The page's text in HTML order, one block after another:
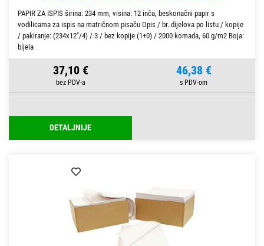
PAPIR ZA ISPIS širina: 234 mm, visina: 12 inča, beskonačni papir s
vodilicama za ispis na matričnom pisaču Opis / br. dijelova po listu / kopije
/ pakiranje: (234x12"/4) / 3 / bez kopije (1+0) / 2000 komada, 60 g/m2 Boja:
bijela
37,10 € 46,38 €
DETALJNIJE